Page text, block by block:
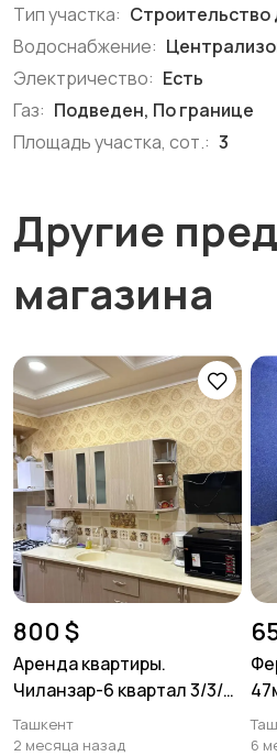
Тип участка: Строительство
Водоснабжение:
Электричество: Есть
Газ: Подведен, По границе
Площадь участка, сот.: 3
Другие
магазина
800 $
Аренда квартиры.
Чиланзар-6 квартал 3/3/5.
80м²
Ташкент
2 месяца назад
6